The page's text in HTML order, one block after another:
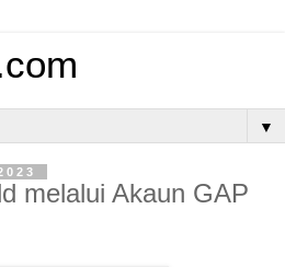
▼
melalui Akaun GAP